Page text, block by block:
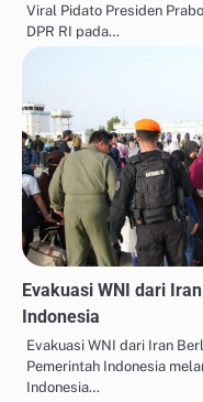
Viral Pidato Presiden
DPR RI pada…
Evakuasi WNI dari
Indonesia
Evakuasi WNI dari Iran
Pemerintah Indonesia
Indonesia…